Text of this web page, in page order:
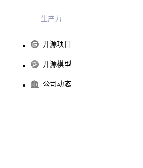
生产力
开源项目
开源模型
公司动态